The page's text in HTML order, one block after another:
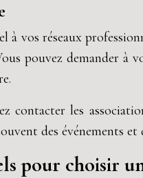
à vos réseaux
pouvez demander à
contacter les
des événements
pour choisir